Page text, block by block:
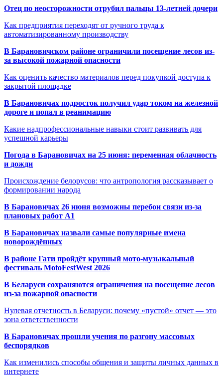
Отец по неосторожности отрубил пальцы 13-летней дочери
Как предприятия переходят от ручного труда к
автоматизированному производству
В Барановичском районе ограничили посещение лесов из-
за высокой пожарной опасности
Как оценить качество материалов перед покупкой доступа к
закрытой площадке
В Барановичах подросток получил удар током на железной
дороге и попал в реанимацию
Какие надпрофессиональные навыки стоит развивать для
успешной карьеры
Погода в Барановичах на 25 июня: переменная облачность
и дожди
Происхождение белорусов: что антропология рассказывает о
формировании народа
В Барановичах 26 июня возможны перебои связи из-за
плановых работ A1
В Барановичах назвали самые популярные имена
новорождённых
В районе Гати пройдёт крупный мото-музыкальный
фестиваль MotoFestWest 2026
В Беларуси сохраняются ограничения на посещение лесов
из-за пожарной опасности
Нулевая отчетность в Беларуси: почему «пустой» отчет — это
зона ответственности
В Барановичах прошли учения по разгону массовых
беспорядков
Как изменились способы общения и защиты личных данных в
интернете